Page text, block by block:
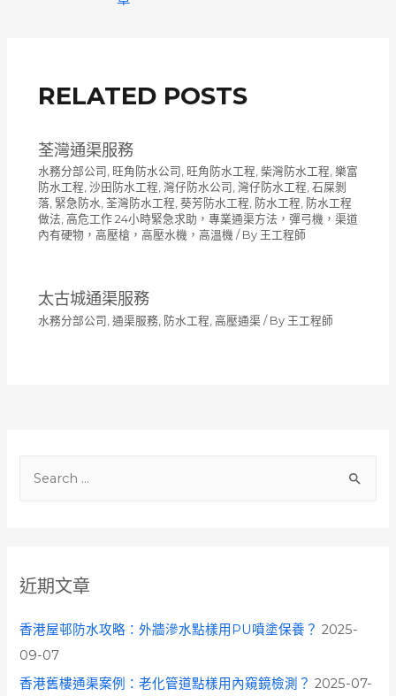
h
f
o
近期文章
香港屋邨防水攻略：外牆滲水點樣用PU噴塗保養？ 2025-
09-07
香港舊樓通渠案例：老化管道點樣用內窺鏡檢測？ 2025-07-
RELATED POSTS
荃灣通渠服務
水務分部公司 , 旺角防水公司 , 旺角防水工程, 柴灣防水工程, 樂富
防水工程, 沙田防水工程, 灣仔防水公司 , 灣仔防水工程, 石屎剝
落, 緊急防水, 荃灣防水工程, 葵芳防水工程, 防水工程, 防水工程
做法, 高危工作 24小時緊急求助，專業通渠方法，彈弓機，渠道
內有硬物，高壓槍，高壓水機，高溫機 / By 王工程師
太古城通渠服務
水務分部公司 通渠服務 防水工程 高壓通渠 / By 王工程師